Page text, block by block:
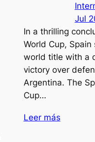
Jul
In a thrilling
World Cup,
world title with a
victory over
Argentina. The
Cup…
Leer más